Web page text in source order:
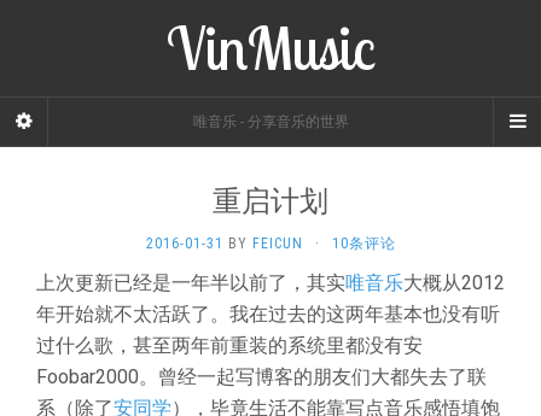
VinMusic
唯音乐 - 分享音乐的世界
重启计划
2016-01-31 BY FEICUN · 10条评论
上次更新已经是一年半以前了，其实唯音乐大概从2012
年开始就不太活跃了。我在过去的这两年基本也没有听
过什么歌，甚至两年前重装的系统里都没有安
Foobar2000。曾经一起写博客的朋友们大都失去了联
系（除了安同学），毕竟生活不能靠写点音乐感悟填饱